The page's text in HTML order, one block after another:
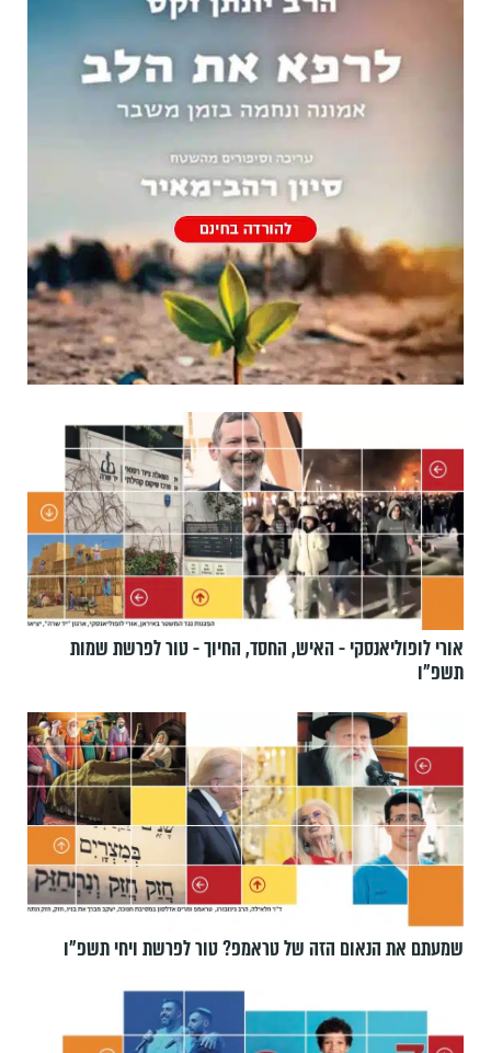
אורי לופוליאנסקי - האיש, החסד, החיוך - טור לפרשת שמות
תשפ״ו
שמעתם את הנאום הזה של טראמפ? טור לפרשת ויחי תשפ״ו